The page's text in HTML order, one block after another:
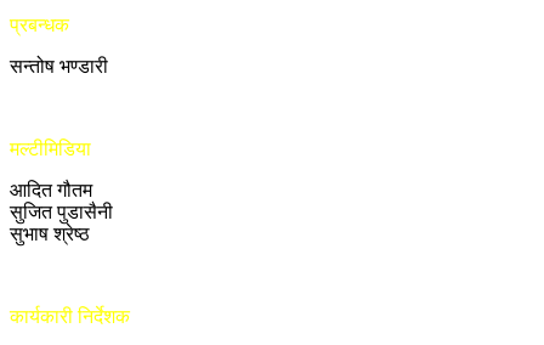
प्रबन्धक
सन्तोष भण्डारी
मल्टीमिडिया
आदित गौतम
सुजित पुडासैनी
सुभाष श्रेष्ठ
कार्यकारी निर्देशक